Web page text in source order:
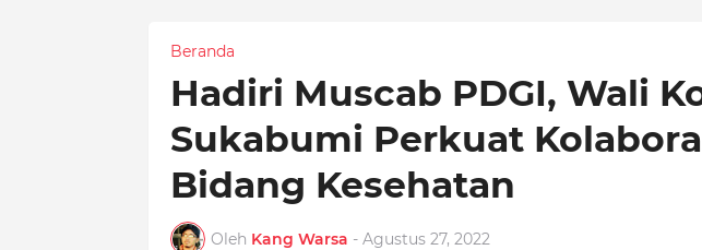
Beranda
Hadiri Muscab PDGI, Wali
Sukabumi Perkuat
Bidang Kesehatan
Oleh Kang Warsa - Agustus 27, 2022